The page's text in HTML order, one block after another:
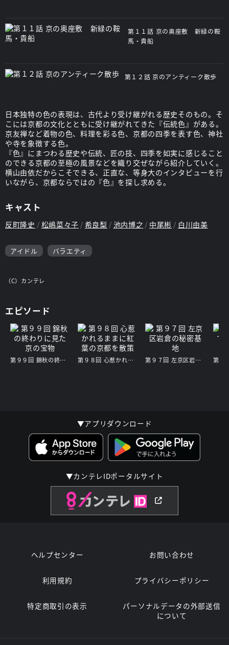
第１１話 京の奥座敷 新緑の鞍
馬・貴船
第１２話 京のアンティーク散歩
日本独特の色の表現は、古代より受け継がれる歴史そのもの。そ
こには京都の文化とともに受け継がれてきた『伝統色』がある。
京友禅など着物の色、料理を彩る色、京都の四季を表す色、神社
や寺を象徴する色。
『色』にまつわる歴史や伝統、匠の技、四季を如実に感じること
のできる京都の至極の風景などを織り交ぜながら紹介していく。
横山由依だからこそできる、正直な、等身大のインタビューを行
いながら、京都ならではの『色』を探し求める。
キャスト
反町隆史 松嶋菜々子 希良梨 池内博之 中尾彬 白川由美
アイドル バラエティ
（C）カンテレ
エピソード
第９９回 錦秋の終わりに見た 京の宝物 第９８回 心惹かれるままに紅葉の京都を散策 第９７回 左京区岩倉の秘密基地
▼アプリダウンロード
▼カンテレIDポータルサイト
ヘルプセンター お問い合わせ
利用規約 プライバシーポリシー
特定商取引の表示
パーソナルデータの外部送信
について